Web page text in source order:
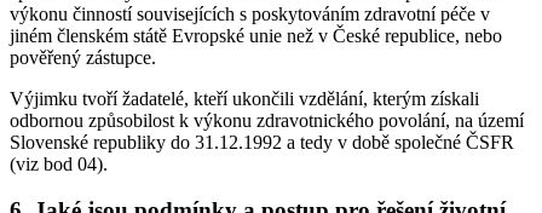
výkonu činností souvisejících s poskytováním zdravotní péče v
jiném členském státě Evropské unie než v České republice, nebo
pověřený zástupce.
Výjimku tvoří žadatelé, kteří ukončili vzdělání, kterým získali
odbornou způsobilost k výkonu zdravotnického povolání, na území
Slovenské republiky do 31.12.1992 a tedy v době společné ČSFR
(viz bod 04).